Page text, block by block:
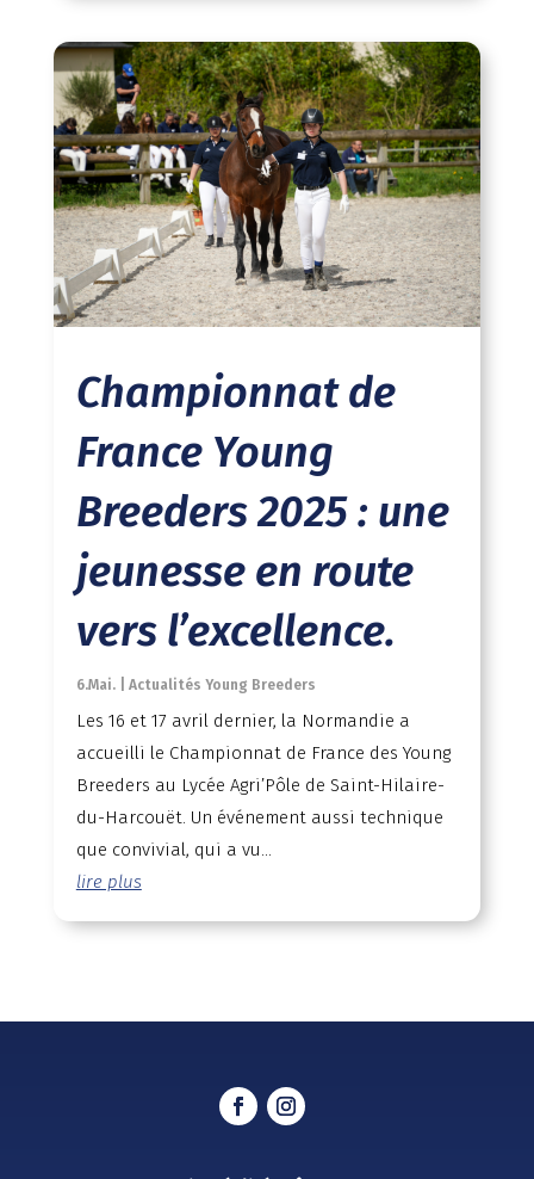
Championnat de
France Young
Breeders 2025 : une
jeunesse en route
vers l’excellence.
6.Mai. Actualités Young Breeders
Les 16 et 17 avril dernier, la Normandie a
accueilli le Championnat de France des Young
Breeders au Lycée Agri’Pôle de Saint-Hilaire-
du-Harcouët. Un événement aussi technique
que convivial, qui a vu...
lire plus